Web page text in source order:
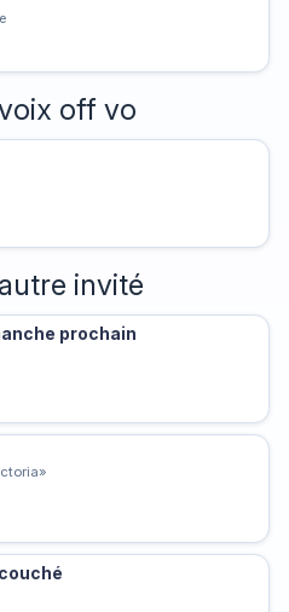
off vo
invité
prochain